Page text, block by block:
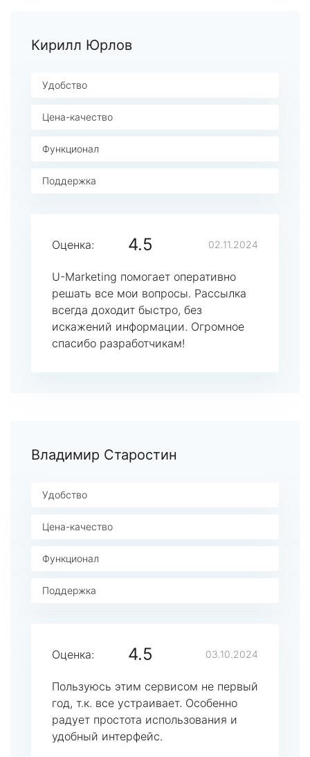
Кирилл Юрлов
Удобство
Цена-качество
Функционал
Поддержка
Оценка: 4.5 02.11.2024
U-Marketing помогает оперативно
решать все мои вопросы. Рассылка
всегда доходит быстро, без
искажений информации. Огромное
спасибо разработчикам!
Владимир Старостин
Удобство
Цена-качество
Функционал
Поддержка
Оценка: 4.5 03.10.2024
Пользуюсь этим сервисом не первый
год, т.к. все устраивает. Особенно
радует простота использования и
удобный интерфейс.